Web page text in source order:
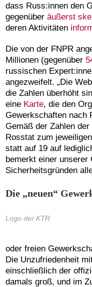
dass Russ:innen den
gegenüberäußerst
deren Aktivitäten
Die von der FNPR
Millionen (gegenüber
russischen
angezweifelt. „Die
die Zahlen überhöht
eine Karte, die den
Gewerkschaften nach
Gemäß der Zahlen
Rosstat zum
statt auf 19 auf
bemerkt einer unserer
Sicherheitsgründen
Die „neuen“
Logo der KTR
oder freien
Die Unzufriedenheit
einschließlich der
damals groß, und im